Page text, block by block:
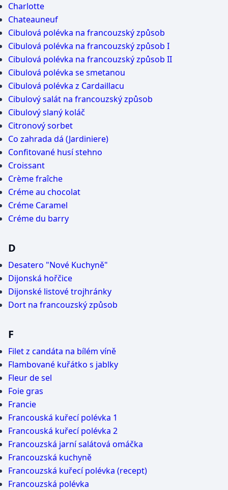
Charlotte
Chateauneuf
Cibulová polévka na francouzský způsob
Cibulová polévka na francouzský způsob I
Cibulová polévka na francouzský způsob II
Cibulová polévka se smetanou
Cibulová polévka z Cardaillacu
Cibulový salát na francouzský způsob
Cibulový slaný koláč
Citronový sorbet
Co zahrada dá (Jardiniere)
Confitované husí stehno
Croissant
Crème fraîche
Créme au chocolat
Créme Caramel
Créme du barry
D
Desatero "Nové Kuchyně"
Dijonská hořčice
Dijonské listové trojhránky
Dort na francouzský způsob
F
Filet z candáta na bílém víně
Flambované kuřátko s jablky
Fleur de sel
Foie gras
Francie
Francouská kuřecí polévka 1
Francouská kuřecí polévka 2
Francouzská jarní salátová omáčka
Francouzská kuchyně
Francouzská kuřecí polévka (recept)
Francouzská polévka